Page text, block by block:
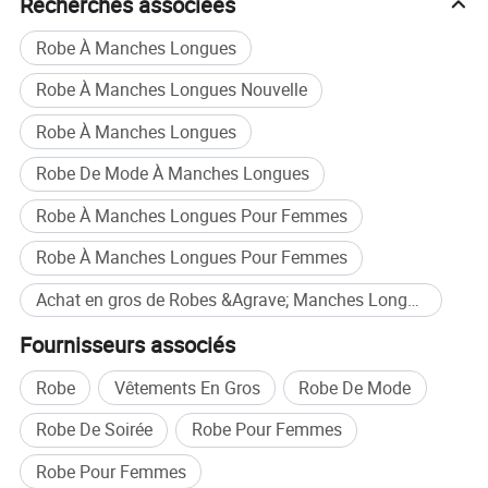
• Durabilité : définition des priorités de la responsabilité
environnementale à chaque étape.
• La diversité : la création de dessins et modèles inclusif
pour tous les types de corps et les niveaux de remise en
forme.
Marchés cibles
• Les détaillants et distributeurs
• Les gymnases et les studios de fitness
• des équipes sportives et des organisations
• Les entreprises de commerce électronique
Robe À Manches Longues
Robe À Manches Longues Nouvelle
Robe À Manches Longues
Robe De Mode À Manches Longues
Robe À Manches Longues Pour Femmes
Robe À Manches Longues Pour Femmes
Achat en gros de Robes &Agrave; Manches Longues Pour Femmes
Fournisseurs associés
Robe Vêtements En Gros
Robe De Mode
Robe De Soirée
Robe Pour Femmes
Robe Pour Femmes